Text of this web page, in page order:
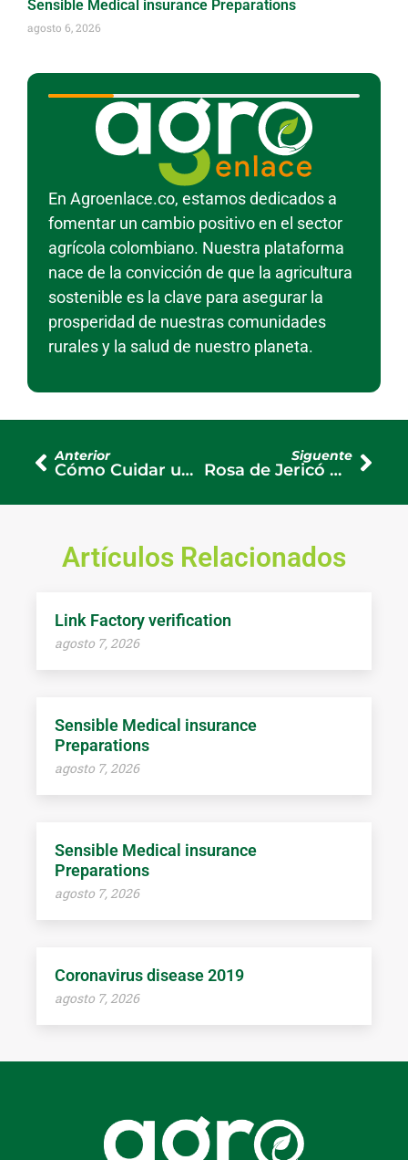
Sensible Medical insurance Preparations
agosto 6, 2026
En Agroenlace.co, estamos dedicados a
fomentar un cambio positivo en el sector
agrícola colombiano. Nuestra plataforma
nace de la convicción de que la agricultura
sostenible es la clave para asegurar la
prosperidad de nuestras comunidades
rurales y la salud de nuestro planeta.
Anterior
Cómo Cuidar una Planta de Rosas en Maceta: Secretos para que Florezcan con Fuerza
Siguente
Rosa de Jericó Cuidados en Agua: ¿Cómo Mantener Viva esta Planta Milagrosa?
Artículos Relacionados
Link Factory verification
agosto 7, 2026
Sensible Medical insurance
Preparations
agosto 7, 2026
Sensible Medical insurance
Preparations
agosto 7, 2026
Coronavirus disease 2019
agosto 7, 2026